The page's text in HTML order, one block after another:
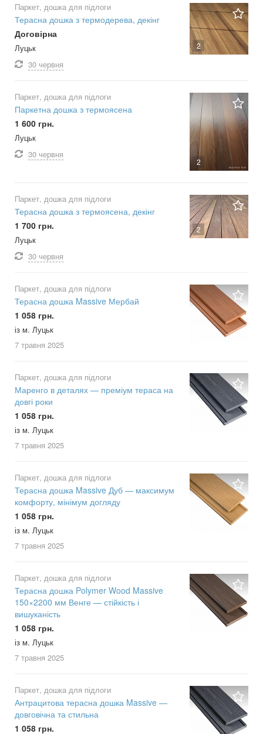
2
Паркет, дошка для підлоги
Терасна дошка з термодерева, декінг
Договірна
Луцьк
30 червня
2
Паркет, дошка для підлоги
Паркетна дошка з термоясена
1 600 грн.
Луцьк
30 червня
2
Паркет, дошка для підлоги
Терасна дошка з термоясена, декінг
1 700 грн.
Луцьк
30 червня
Паркет, дошка для підлоги
Терасна дошка Massive Мербай
1 058 грн.
із м. Луцьк
7 травня 2025
Паркет, дошка для підлоги
Маренго в деталях — преміум тераса на
довгі роки
1 058 грн.
із м. Луцьк
7 травня 2025
Паркет, дошка для підлоги
Терасна дошка Massive Дуб — максимум
комфорту, мінімум догляду
1 058 грн.
із м. Луцьк
7 травня 2025
Паркет, дошка для підлоги
Терасна дошка Polymer Wood Massive
150×2200 мм Венге — стійкість і
вишуканість
1 058 грн.
із м. Луцьк
7 травня 2025
Паркет, дошка для підлоги
Антрацитова терасна дошка Massive —
довговічна та стильна
1 058 грн.